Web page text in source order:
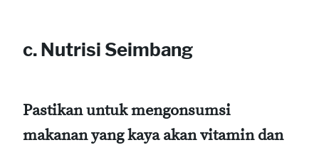
c. Nutrisi Seimbang
Pastikan untuk mengonsumsi
makanan yang kaya akan vitamin dan